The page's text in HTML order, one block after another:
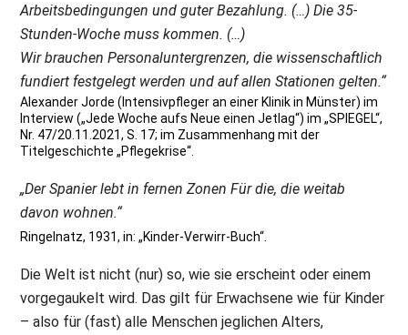
Arbeitsbedingungen und guter Bezahlung. (…) Die 35-
Stunden-Woche muss kommen. (…)
Wir brauchen Personaluntergrenzen, die wissenschaftlich
fundiert festgelegt werden und auf allen Stationen gelten.“
Alexander Jorde (Intensivpfleger an einer Klinik in Münster) im
Interview („Jede Woche aufs Neue einen Jetlag“) im „SPIEGEL“,
Nr. 47/20.11.2021, S. 17; im Zusammenhang mit der
Titelgeschichte „Pflegekrise“.
„Der Spanier lebt in fernen Zonen Für die, die weitab
davon wohnen.“
Ringelnatz, 1931, in: „Kinder-Verwirr-Buch“.
Die Welt ist nicht (nur) so, wie sie erscheint oder einem
vorgegaukelt wird. Das gilt für Erwachsene wie für Kinder
– also für (fast) alle Menschen jeglichen Alters,